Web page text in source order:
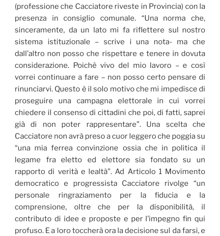
(professione che Cacciatore riveste in Provincia) con la
presenza in consiglio comunale. “Una norma che,
sinceramente, da un lato mi fa riflettere sul nostro
sistema istituzionale – scrive i una nota- ma che
dall’altro non posso che rispettare e tenere in dovuta
considerazione. Poichè vivo del mio lavoro – e così
vorrei continuare a fare – non posso certo pensare di
rinunciarvi. Questo è il solo motivo che mi impedisce di
proseguire una campagna elettorale in cui vorrei
chiedere il consenso di cittadini che poi, di fatti, saprei
già di non poter rappresentare”. Una scelta che
Cacciatore non avrà preso a cuor leggero che poggia su
“una mia ferrea convinzione ossia che in politica il
legame fra eletto ed elettore sia fondato su un
rapporto di verità e lealtà”. Ad Articolo 1 Movimento
democratico e progressista Cacciatore rivolge “un
personale ringraziamento per la fiducia e la
comprensione, oltre che per la disponibilità, il
contributo di idee e proposte e per l’impegno fin qui
profuso. E a loro toccherà ora la decisione sul da farsi, e